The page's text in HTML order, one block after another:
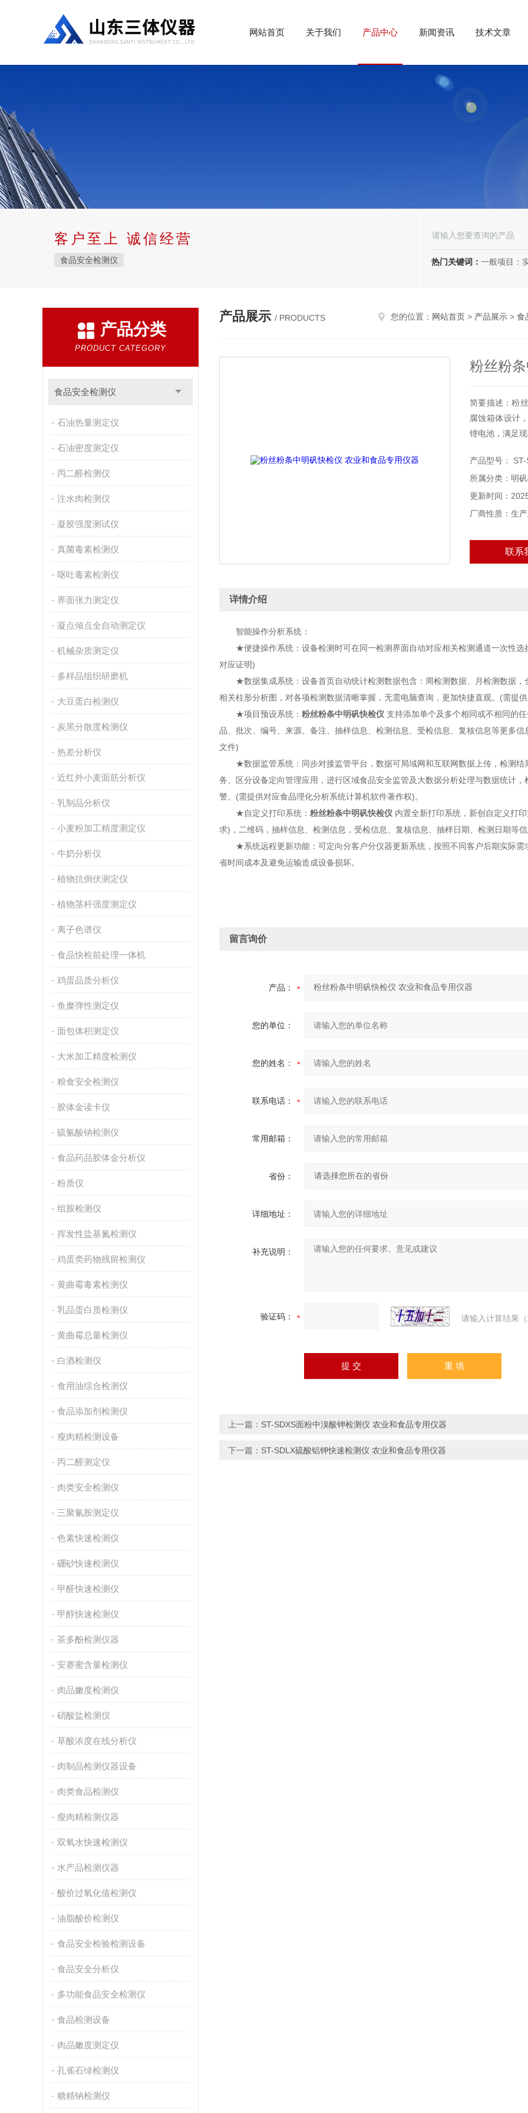
网站首页 关于我们 产品中心 新闻资讯 技术文章
客户至上 诚信经营
食品安全检测仪 热门关键词： 一般项目：实验分析仪器制造；实验分析仪器销售；仪器仪表销售；仪器仪表制造；电子测量仪器销售；电子测量仪器制造；电子产品销售；环境保护专用设备制造；环
产品分类
PRODUCT CATEGORY
食品安全检测仪
石油热量测定仪
石油密度测定仪
丙二醛检测仪
注水肉检测仪
凝胶强度测试仪
真菌毒素检测仪
呕吐毒素检测仪
界面张力测定仪
凝点倾点全自动测定仪
机械杂质测定仪
多样品组织研磨机
大豆蛋白检测仪
炭黑分散度检测仪
热差分析仪
近红外小麦面筋分析仪
乳制品分析仪
小麦粉加工精度测定仪
牛奶分析仪
植物抗倒伏测定仪
植物茎杆强度测定仪
离子色谱仪
食品快检前处理一体机
鸡蛋品质分析仪
鱼糜弹性测定仪
面包体积测定仪
大米加工精度检测仪
粮食安全检测仪
胶体金读卡仪
硫氰酸钠检测仪
食品药品胶体金分析仪
粉质仪
组胺检测仪
挥发性盐基氮检测仪
鸡蛋类药物残留检测仪
黄曲霉毒素检测仪
乳品蛋白质检测仪
黄曲霉总量检测仪
白酒检测仪
食用油综合检测仪
食品添加剂检测仪
瘦肉精检测设备
丙二醛测定仪
肉类安全检测仪
三聚氰胺测定仪
色素快速检测仪
硼砂快速检测仪
甲醛快速检测仪
甲醇快速检测仪
茶多酚检测仪器
安赛蜜含量检测仪
肉品嫩度检测仪
硝酸盐检测仪
草酸浓度在线分析仪
肉制品检测仪器设备
肉类食品检测仪
瘦肉精检测仪器
双氧水快速检测仪
水产品检测仪器
酸价过氧化值检测仪
油脂酸价检测仪
食品安全检验检测设备
食品安全分析仪
多功能食品安全检测仪
食品检测设备
肉品嫩度测定仪
孔雀石绿检测仪
糖精钠检测仪
产品展示 / PRODUCTS 您的位置： 网站首页 > 产品展示 > 食
粉丝粉
简要描述：粉
腐蚀箱体设计
锂电池，满足现
产品型号：
所属分类：明
更新时间：
厂商性质：生
联系
详情介绍
智能操作分析系统：
★便捷操作系统：设备检测时可在同一检测界面自动对应相关检测通道一次性选
对应证明)
★数据集成系统：设备首页自动统计检测数据包含：周检测数据、月检测数据，
相关柱形分析图，对各项检测数据清晰掌握，无需电脑查询，更加快捷直观。(需提
★项目预设系统： 粉丝粉条中明矾快检仪 支持添加单个及多个相同或不相同的
品、批次、编号、来源、备注、抽样信息、检测信息、受检信息、复核信息等更多
文件)
★数据监管系统：同步对接监管平台，数据可局域网和互联网数据上传，检测结
务、区分设备定向管理应用，进行区域食品安全监管及大数据分析处理与数据统计
警。(需提供对应食品理化分析系统计算机软件著作权)。
★自定义打印系统： 粉丝粉条中明矾快检仪 内置全新打印系统，新创自定义打
求)，二维码，抽样信息、检测信息，受检信息、复核信息、抽样日期、检测日期等
★系统远程更新功能：可定向分客户分仪器更新系统，按照不同客户后期实际需
省时间成本及避免运输造成设备损坏。
留言询价
产品：
您的单位：
您的姓名：
联系电话：
常用邮箱：
省份：
详细地址：
补充说明：
验证码： 请输入计算结果
上一篇： ST-SDXS面粉中溴酸钾检测仪 农业和食品专用仪器
下一篇： ST-SDLX硫酸铝钾快速检测仪 农业和食品专用仪器